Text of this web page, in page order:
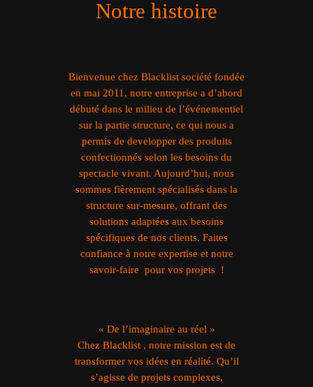
Notre histoire
Bienvenue chez Blacklist société fondée
en mai 2011, notre entreprise a d’abord
débuté dans le milieu de l’événementiel
sur la partie structure, ce qui nous a
permis de developper des produits
confectionnés selon les besoins du
spectacle vivant. Aujourd’hui, nous
sommes fièrement spécialisés dans la
structure sur-mesure, offrant des
solutions adaptées aux besoins
spécifiques de nos clients. Faites
confiance à notre expertise et notre
savoir-faire pour vos projets !
« De l’imaginaire au réel »
Chez Blacklist , notre mission est de
transformer vos idées en réalité. Qu’il
s’agisse de projets complexes,